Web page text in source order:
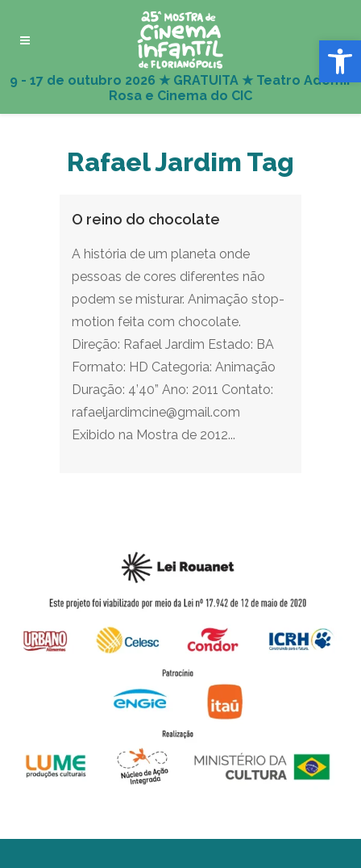
Abrir
Rafael Jardim Tag
O reino do chocolate
A história de um planeta onde
pessoas de cores diferentes não
podem se misturar. Animação stop-
motion feita com chocolate.
Direção: Rafael Jardim Estado: BA
Formato: HD Categoria: Animação
Duração: 4’40” Ano: 2011 Contato:
rafaeljardimcine@gmail.com
Exibido na Mostra de 2012...